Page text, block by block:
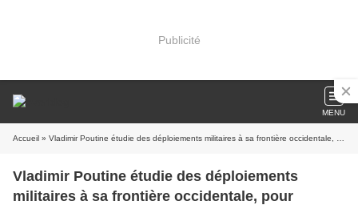
Publicité
MENU
Accueil » Vladimir Poutine étudie des déploiements militaires à sa frontière occidentale, pour répondre à ceux de l'Otan
Vladimir Poutine étudie des déploiements
militaires à sa frontière occidentale, pour